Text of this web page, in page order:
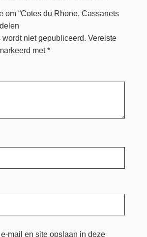
om “Cotes du Rhone, Cassanets
niet gepubliceerd. Vereiste
met*
mail en site opslaan in deze